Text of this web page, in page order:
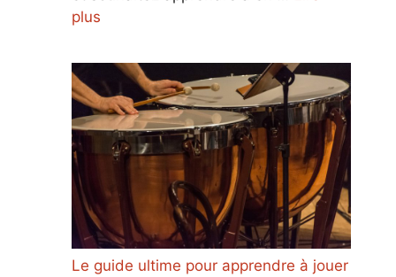
plus
Le guide ultime pour apprendre à jouer